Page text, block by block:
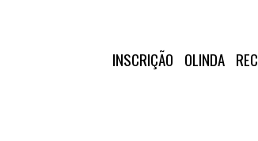
INSCRIÇÃO OLINDA